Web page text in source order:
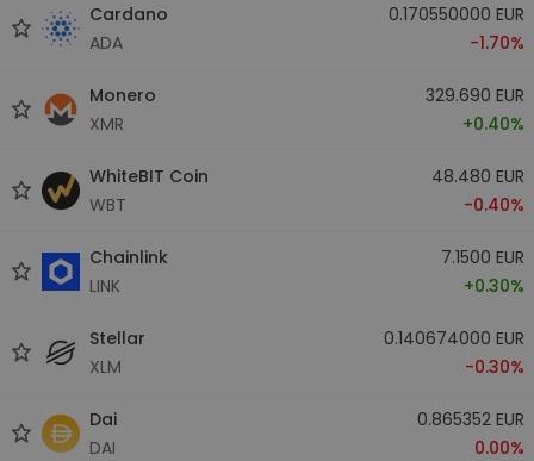
Cardano
ADA
0.170550000 EUR
-1.70%
Monero
XMR
329.690 EUR
+0.40%
WhiteBIT Coin
WBT
48.480 EUR
-0.40%
Chainlink
LINK
7.1500 EUR
+0.30%
Stellar
XLM
0.140674000 EUR
-0.30%
Dai
DAI
0.865352 EUR
0.00%